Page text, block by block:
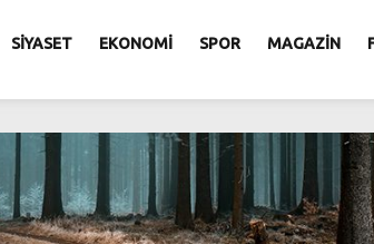
İsrail ile ilişkilerini düzeltme şartı
Detaylar ortaya çıktı
olur
ve Barış Pehlivan’ın ifadeleri
SİYASET EKONOMİ SPOR MAGAZİN